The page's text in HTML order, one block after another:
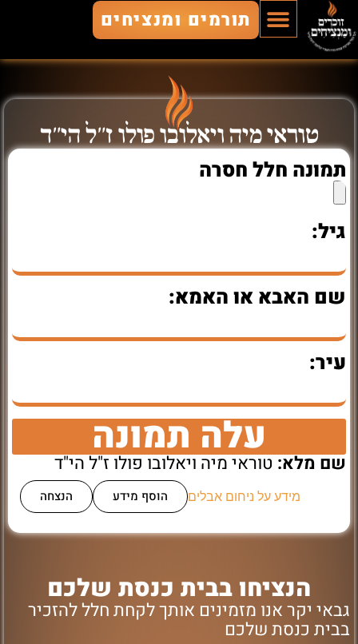
תורמים ומנציחים
טוראי מיה ויאלובו פולו ז"ל הי"ד
תמונה חלל חסרה
גיל:
שם האבא או האמא:
עיר:
עלה תמונה
שם מלא:טוראי מיה ויאלובו פולו ז"ל הי"ד
מידע על ניחום אבלים הוסף מידע הנצחה
הנציחו בבית כנסת שלכם
גבאי יקר אנו מזמינים אותך לקחת חלל להזכיר
בבית כנסת שלכם